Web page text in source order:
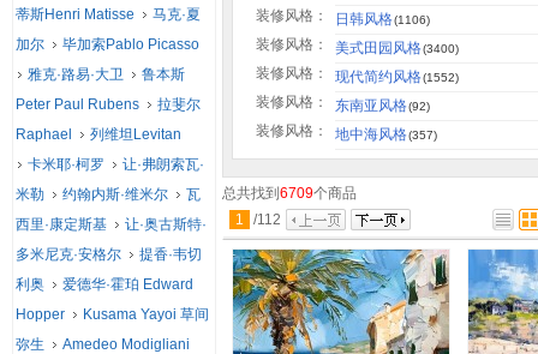
装修风格： 日韩风格(1106)
装修风格： 美式田园风格(3400)
装修风格： 现代简约风格(1552)
装修风格： 东南亚风格(92)
装修风格： 地中海风格(357)
总共找到 6709个商品
1
/112
蒂斯Henri Matisse
马克·夏
加尔
毕加索Pablo Picasso
雅克·路易·大卫
鲁本斯
Peter Paul Rubens
拉斐尔
Raphael
列维坦Levitan
卡米耶·柯罗
让·弗朗索瓦·
米勒
约翰内斯·维米尔
瓦
西里·康定斯基
让·奥古斯特·
多米尼克·安格尔
提香·韦切
利奥
爱德华·霍珀 Edward
Hopper
Kusama Yayoi 草间
弥生
Amedeo Modigliani